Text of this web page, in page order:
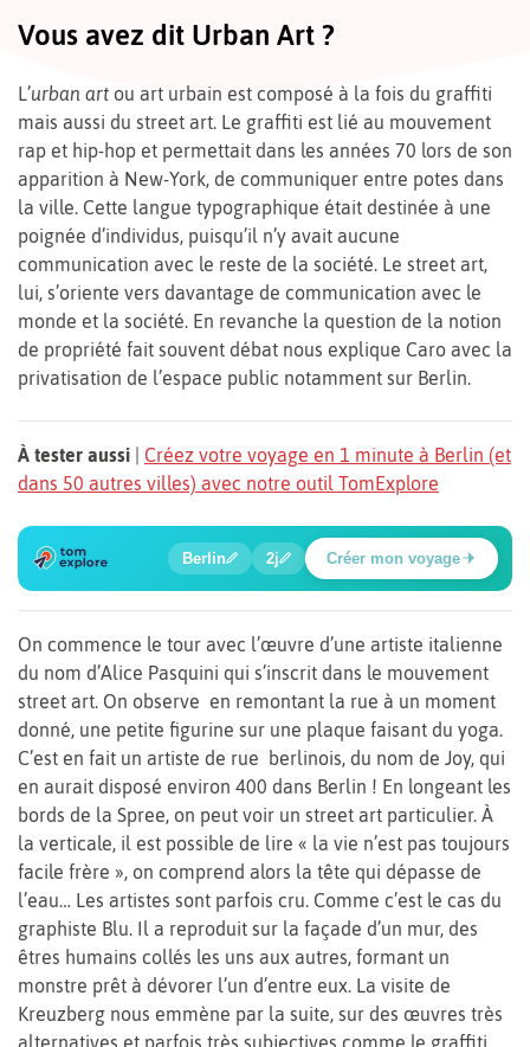
Vous avez dit Urban Art ?
L’urban art ou art urbain est composé à la fois du graffiti
mais aussi du street art. Le graffiti est lié au mouvement
rap et hip-hop et permettait dans les années 70 lors de son
apparition à New-York, de communiquer entre potes dans
la ville. Cette langue typographique était destinée à une
poignée d’individus, puisqu’il n’y avait aucune
communication avec le reste de la société. Le street art,
lui, s’oriente vers davantage de communication avec le
monde et la société. En revanche la question de la notion
de propriété fait souvent débat nous explique Caro avec la
privatisation de l’espace public notamment sur Berlin.
À tester aussi
Créez votre voyage en 1 minute à Berlin (et
dans 50 autres villes) avec notre outil TomExplore
🔍
🔍
🔍
🍲
🔍
🔍
Place Potsdamer
Berlin 2j Créer mon voyage
On commence le tour avec l’œuvre d’une artiste italienne
du nom d’Alice Pasquini qui s’inscrit dans le mouvement
street art. On observe en remontant la rue à un moment
donné, une petite figurine sur une plaque faisant du yoga.
C’est en fait un artiste de rue berlinois, du nom de Joy, qui
en aurait disposé environ 400 dans Berlin ! En longeant les
bords de la Spree, on peut voir un street art particulier. À
la verticale, il est possible de lire « la vie n’est pas toujours
facile frère », on comprend alors la tête qui dépasse de
l’eau… Les artistes sont parfois cru. Comme c’est le cas du
graphiste Blu. Il a reproduit sur la façade d’un mur, des
êtres humains collés les uns aux autres, formant un
monstre prêt à dévorer l’un d’entre eux. La visite de
Kreuzberg nous emmène par la suite, sur des œuvres très
alternatives et parfois très subjectives comme le graffiti